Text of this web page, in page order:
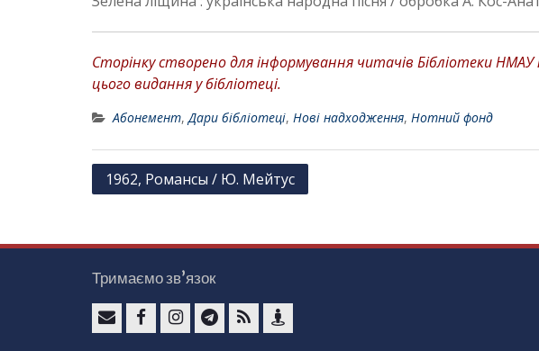
Сторінку створено для інформування читачів Бібліотеки НМАУ
цього видання у бібліотеці.
Абонемент,Дари бібліотеці, Нові надходження, Нотний фонд
г
а
ц
1962, Романсы / Ю. Мейтус
Тримаємо зв’язок